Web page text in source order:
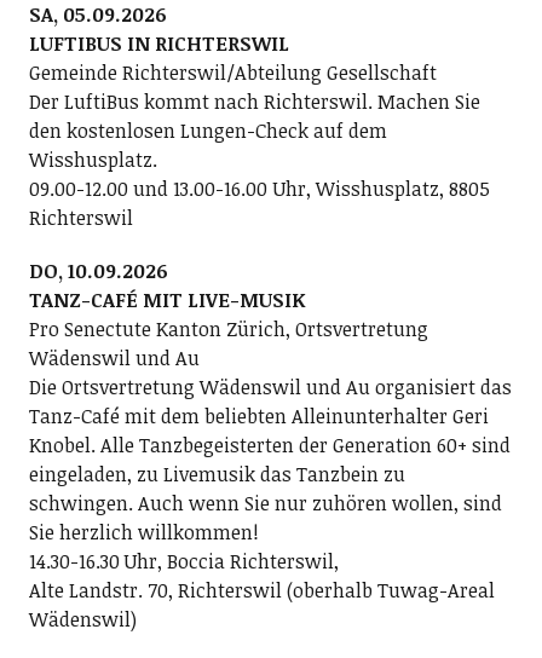
SA, 05.09.2026
LUFTIBUS IN RICHTERSWIL
Gemeinde Richterswil/Abteilung Gesellschaft
Der LuftiBus kommt nach Richterswil. Machen Sie
den kostenlosen Lungen-Check auf dem
Wisshusplatz.
09.00-12.00 und 13.00-16.00 Uhr, Wisshusplatz, 8805
Richterswil
DO, 10.09.2026
TANZ-CAFÉ MIT LIVE-MUSIK
Pro Senectute Kanton Zürich, Ortsvertretung
Wädenswil und Au
Die Ortsvertretung Wädenswil und Au organisiert das
Tanz-Café mit dem beliebten Alleinunterhalter Geri
Knobel. Alle Tanzbegeisterten der Generation 60+ sind
eingeladen, zu Livemusik das Tanzbein zu
schwingen. Auch wenn Sie nur zuhören wollen, sind
Sie herzlich willkommen!
14.30-16.30 Uhr, Boccia Richterswil,
Alte Landstr. 70, Richterswil (oberhalb Tuwag-Areal
Wädenswil)